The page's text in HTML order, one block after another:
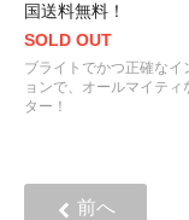
国送料無料！
SOLD OUT
ブライトでかつ正確なイ
ョンで、オールマイティ
ター！
前へ